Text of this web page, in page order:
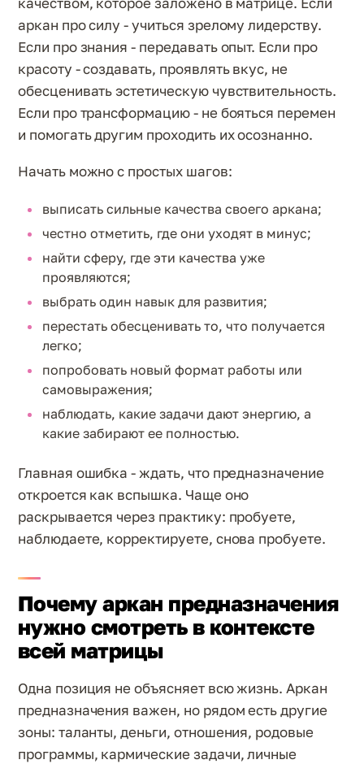
аркан про силу - учиться зрелому лидерству.
Если про знания - передавать опыт. Если про
красоту - создавать, проявлять вкус, не
обесценивать эстетическую чувствительность.
Если про трансформацию - не бояться перемен
и помогать другим проходить их осознанно.
Начать можно с простых шагов:
выписать сильные качества своего аркана;
честно отметить, где они уходят в минус;
найти сферу, где эти качества уже
проявляются;
выбрать один навык для развития;
перестать обесценивать то, что получается
легко;
попробовать новый формат работы или
самовыражения;
наблюдать, какие задачи дают энергию, а
какие забирают ее полностью.
Главная ошибка - ждать, что предназначение
откроется как вспышка. Чаще оно
раскрывается через практику: пробуете,
наблюдаете, корректируете, снова пробуете.
Почему аркан предназначения
нужно смотреть в контексте
всей матрицы
Одна позиция не объясняет всю жизнь. Аркан
предназначения важен, но рядом есть другие
зоны: таланты, деньги, отношения, родовые
программы, кармические задачи, личные